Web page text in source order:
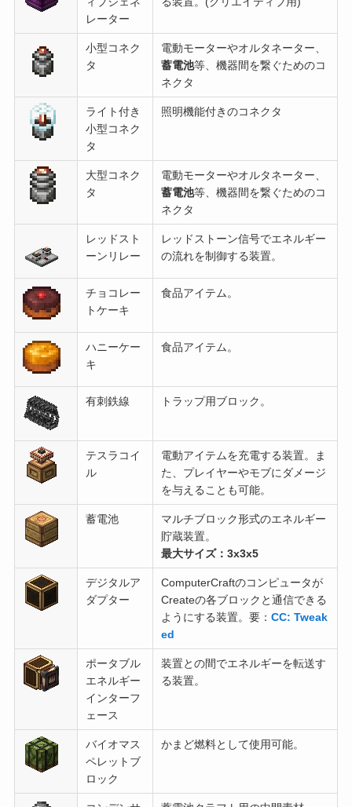
レーター
小型コネク
タ
電動モーターやオルタネーター、
蓄電池等、機器間を繋ぐためのコ
ネクタ
ライト付き
小型コネク
タ
照明機能付きのコネクタ
大型コネク
タ
電動モーターやオルタネーター、
蓄電池等、機器間を繋ぐためのコ
ネクタ
レッドスト
ーンリレー
レッドストーン信号でエネルギー
の流れを制御する装置。
チョコレー
トケーキ
食品アイテム。
ハニーケー
キ
食品アイテム。
有刺鉄線 トラップ用ブロック。
テスラコイ
ル
電動アイテムを充電する装置。ま
た、プレイヤーやモブにダメージ
を与えることも可能。
蓄電池
マルチブロック形式のエネルギー
貯蔵装置。
最大サイズ：3x3x5
デジタルア
ダプター
ComputerCraftのコンピュータが
Createの各ブロックと通信できる
ようにする装置。要：CC: Tweak
ed
ポータブル
エネルギー
インターフ
ェース
装置との間でエネルギーを転送す
る装置。
バイオマス
ペレットブ
ロック
かまど燃料として使用可能。